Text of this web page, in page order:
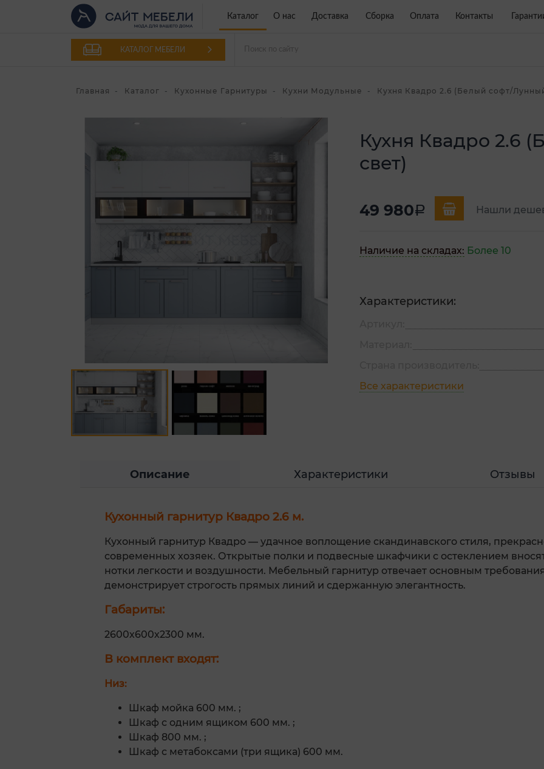
Каталог О нас Доставка Сборка Оплата Контакты
КАТАЛОГ МЕБЕЛИ
Главная Каталог Кухонные Гарнитуры Кухни Модульные Кухня Квадро 2.6 (Белый софт/
Кухня Квадро 2.6
свет)
49 980a Нашли
Наличие на складах: Более 10
Характеристики:
Все характеристики
Описание Характеристики Отзывы
Кухонный гарнитур Квадро 2.6 м.
Кухонный гарнитур Квадро — удачное воплощение скандинавского стиля,
современных хозяек. Открытые полки и подвесные шкафчики с остеклением
нотки легкости и воздушности. Мебельный гарнитур отвечает основным
демонстрирует строгость прямых линий и сдержанную элегантность.
Габариты:
2600х600х2300 мм.
В комплект входят:
Низ:
Шкаф мойка 600 мм. ;
Шкаф с одним ящиком 600 мм. ;
Шкаф 800 мм. ;
Шкаф с метабоксами (три ящика) 600 мм.